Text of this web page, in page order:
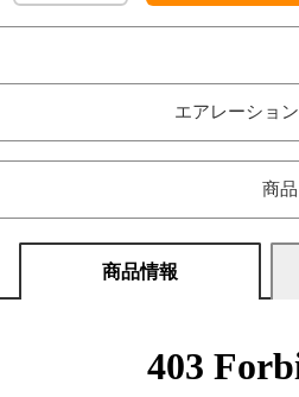
エアレーショ
商
商品情報